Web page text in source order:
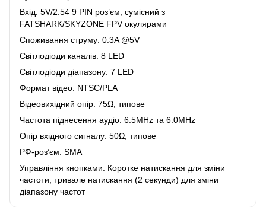
Вхід: 5V/2.54 9 PIN роз’єм, сумісний з
FATSHARK/SKYZONE FPV окулярами
Споживання струму: 0.3A @5V
Світлодіоди каналів: 8 LED
Світлодіоди діапазону: 7 LED
Формат відео: NTSC/PLA
Відеовихідний опір: 75Ω, типове
Частота піднесення аудіо: 6.5MHz та 6.0MHz
Опір вхідного сигналу: 50Ω, типове
РФ-роз’єм: SMA
Управління кнопками: Коротке натискання для зміни
частоти, тривале натискання (2 секунди) для зміни
діапазону частот